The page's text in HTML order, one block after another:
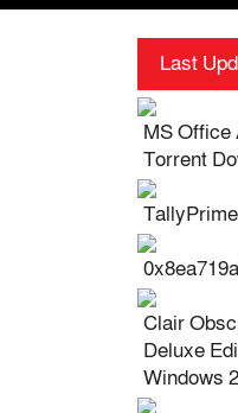
Last
MS Office
Torrent
Clair
Deluxe
Windows